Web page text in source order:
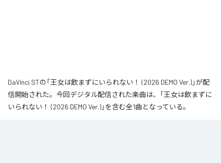
DaVinci STの「王女は飲まずにいられない！ (2026 DEMO Ver.)」が配
信開始された。今回デジタル配信された楽曲は、「王女は飲まずに
いられない！ (2026 DEMO Ver.)」を含む全1曲となっている。